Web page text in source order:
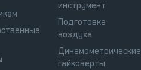
инструмент
Подготовка
воздуха
Динамометрические
гайковерты